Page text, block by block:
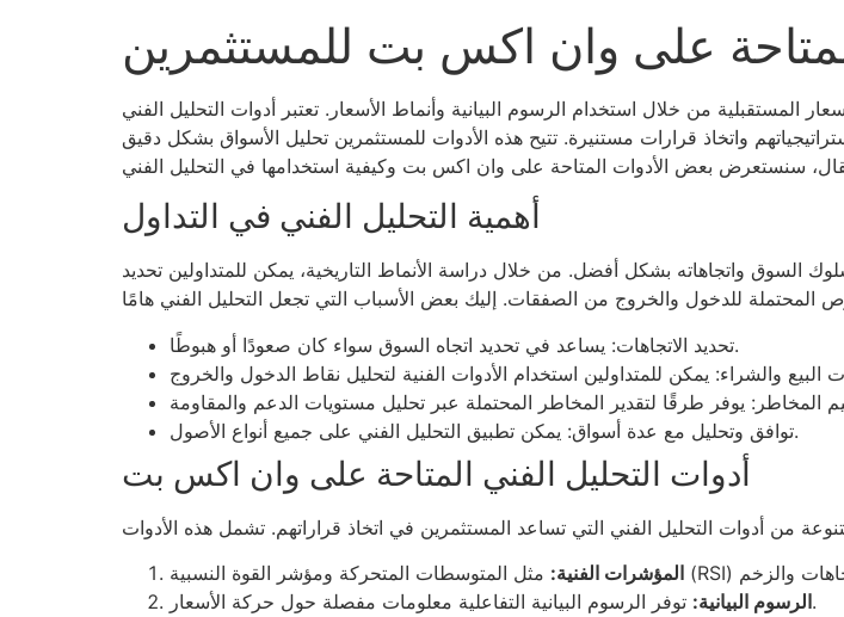
المتاحة على وان اكس بت للمستثمرين
المستقبلية من خلال استخدام الرسوم البيانية وأنماط الأسعار. تعتبر أدوات التحليل الفني
واتخاذ قرارات مستنيرة. تتيح هذه الأدوات للمستثمرين تحليل الأسواق بشكل دقيق
أهمية التحليل الفني في التداول
السوق واتجاهاته بشكل أفضل. من خلال دراسة الأنماط التاريخية، يمكن للمتداولين تحديد
تحديد الاتجاهات: يساعد في تحديد اتجاه السوق سواء كان صعودًا أو هبوطًا.
توافق وتحليل مع عدة أسواق: يمكن تطبيق التحليل الفني على جميع أنواع الأصول.
أدوات التحليل الفني المتاحة على وان اكس بت
المؤشرات الفنية:
الرسوم البيانية:توفر الرسوم البيانية التفاعلية معلومات مفصلة حول حركة الأسعار.